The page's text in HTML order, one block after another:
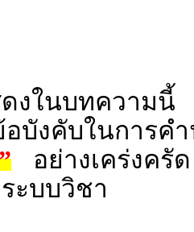
งในบทความ
อบังคับในกา
อย่างเคร่งครั
ะบบวิชา